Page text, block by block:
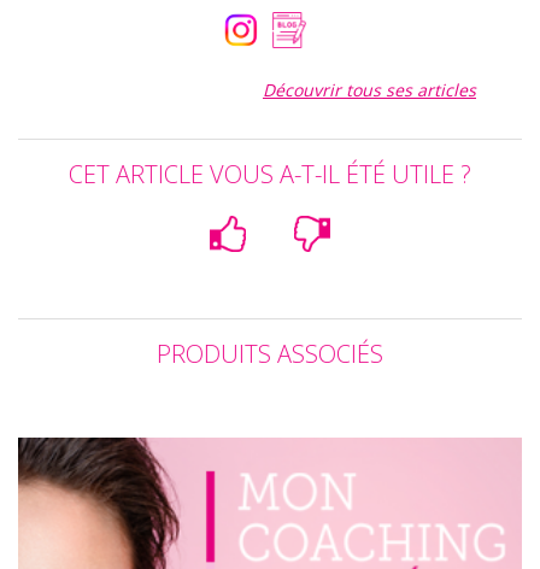
Découvrir tous ses articles
CET ARTICLE VOUS A-T-IL ÉTÉ UTILE ?
PRODUITS ASSOCIÉS